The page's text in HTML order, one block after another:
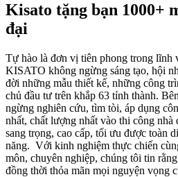
Kisato tặng bạn 1000+
đại
Tự hào là đơn vị tiên phong trong lĩnh
KISATO không ngừng sáng tạo, hội
đời những mẫu thiết kế, những công
chủ đầu tư trên khắp 63 tỉnh thành.
ngừng nghiên cứu, tìm tòi, áp dụng
nhất, chất lượng nhất vào thi công nhà
sang trọng, cao cấp, tối ưu được toàn
năng. Với kinh nghiệm thực chiến
môn, chuyên nghiệp, chúng tôi tin
đồng thời thỏa mãn mọi nguyện vọng